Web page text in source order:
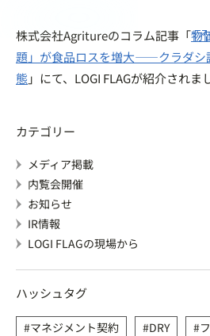
株式会社Agritureのコラム記事「物
題」が食品ロスを増大——クラダシ
態 」にて、LOGI FLAGが紹介されま
カテゴリー
メディア掲載
内覧会開催
お知らせ
IR情報
LOGI FLAGの現場から
ハッシュタグ
マネジメント契約 DRY